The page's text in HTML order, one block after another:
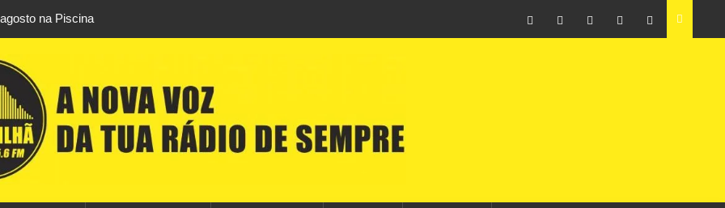
de droga com
fluvial este fim de semana
Município de Belmonte alerta para tentativa de fraude
em nome da autarquia